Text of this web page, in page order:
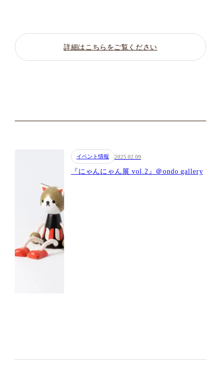
詳細はこちらをご覧ください
『にゃんにゃん展 vol.2』＠ondo gallery
イベント情報 2025.02.09